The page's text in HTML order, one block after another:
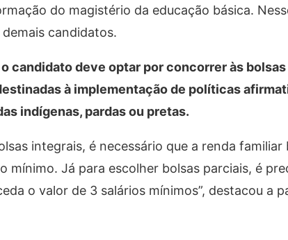
do magistério da educação básica.
candidatos.
candidato deve optar por concorrer às
à implementação de políticas
indígenas, pardas ou pretas.
integrais, é necessário que a renda
mínimo. Já para escolher bolsas parciais, é
o valor de 3 salários mínimos”, destacou a